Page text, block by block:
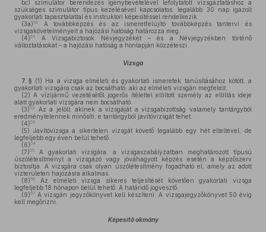
bc) szimulátor berendezés igénybevételével lefolytatott vizsgáztatáshoz a
szükséges szimulátor típus kezelésével kapcsolatos, legalább 30 nap igazolt
gyakorlati tapasztalattal és instruktori képesítéssel rendelkezik.
(3a)50
A továbbképzés és az ismeretfelújító továbbképzés tantervi és
vizsgakövetelményeit a hajózási hatóság határozza meg.
(4)51
A Vizsgabiztosok Névjegyzékét – és a Névjegyzékben történő
változtatásokat – a hajózási hatóság a honlapján közzéteszi.
Vizsga
7. § (1) Ha a vizsga elméleti és gyakorlati ismeretek tanúsításához kötött, a
gyakorlati vizsgára csak az bocsátható, aki az elméleti vizsgán megfelelt.
(2) A vízijármű vezetésétől jogerős ítélettel eltiltott személy az eltiltás ideje
alatt gyakorlati vizsgára nem bocsátható.
(3)52
Az a jelölt, akinek a vizsgáját a vizsgabizottság valamely tantárgyból
eredménytelennek minősíti, e tantárgyból javítóvizsgát tehet.
(4)53
(5) Javítóvizsga a sikertelen vizsgát követő legalább egy hét elteltével, de
legfeljebb egy éven belül tehető.
(6)54
(7)55
A gyakorlati vizsgára, a vizsgaszabályzatban meghatározott típusú
úszólétesítményt a vizsgázó vagy jóváhagyott képzés esetén a képzőszerv
biztosítja. A vizsgára csak olyan úszólétesítmény fogadható el, amely az adott
vízterületen hajózásra alkalmas.
(8)56
Az elméleti vizsga sikeres teljesítését követően gyakorlati vizsga
legfeljebb 18 hónapon belül tehető. A határidő jogvesztő.
(9)57 A vizsgán jegyzőkönyvet kell készíteni. A vizsgajegyzőkönyvet 50 évig
kell megőrizni.
Képesítő okmány